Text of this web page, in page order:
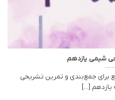
شیمی یازدهم
برای جمع‌بندی و تمرین تشریحی
[...]